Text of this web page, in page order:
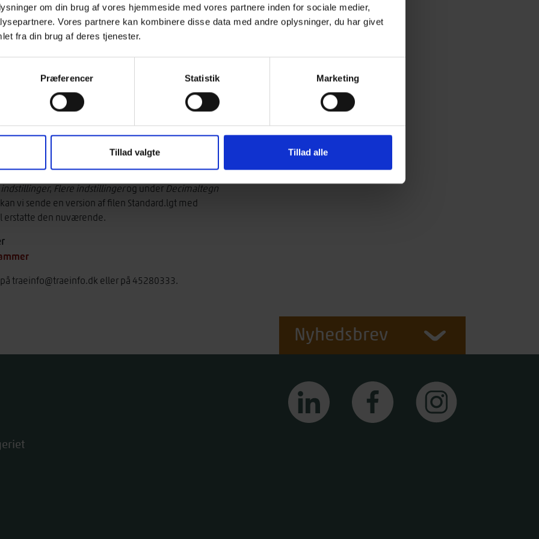
om din brug af vores hjemmeside med vores partnere inden for sociale medier,
Vores partnere kan kombinere disse data med andre oplysninger, du har givet
fra din brug af deres tjenester.
Præferencer Statistik Marketing
Tillad valgte Tillad alle
version 2.0. Du downloader det nye
programmet efter installationsvejledningen.
du har modtaget pr. mail fra Træinformation.
maskiner.
Standard.lgt er det formentlig fordi computeren er
for komma. Er det ikke tilsigtet, kan den omstilles
, Flere indstillingerog under Decimaltegn
vi sende en version af filen Standard.lgt med
erstatte den nuværende.
traeinfo@traeinfo.dk eller på 45280333.
Nyhedsbrev
linkedin facebook